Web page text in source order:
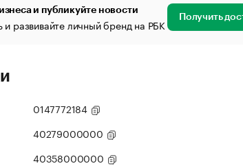
и публикуйте новости
развивайте личный бренд на РБК Получить
0147772184
40279000000
40358000000